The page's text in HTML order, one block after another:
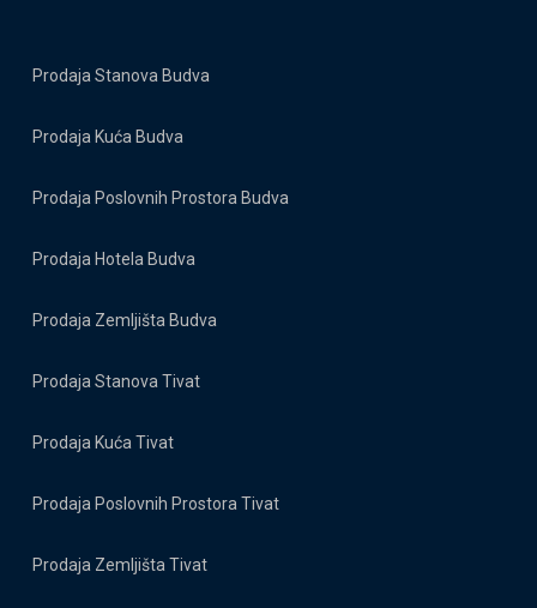
Prodaja Stanova Budva
Prodaja Kuća Budva
Prodaja Poslovnih Prostora Budva
Prodaja Hotela Budva
Prodaja Zemljišta Budva
Prodaja Stanova Tivat
Prodaja Kuća Tivat
Prodaja Poslovnih Prostora Tivat
Prodaja Zemljišta Tivat